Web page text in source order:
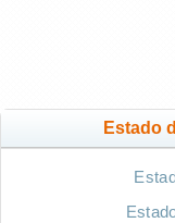
Estado